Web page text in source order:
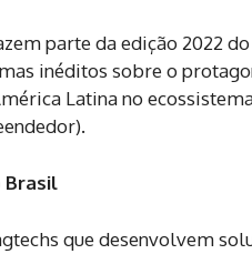
parte da edição 2022
inéditos sobre o
Latina no
Brasil
que desenvolvem